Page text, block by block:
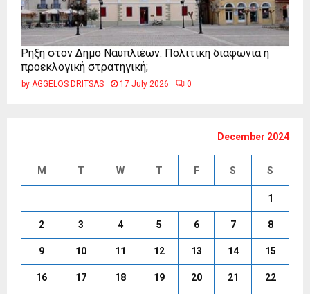
Ρήξη στον Δήμο Ναυπλιέων: Πολιτική διαφωνία ή
προεκλογική στρατηγική;
by AGGELOS DRITSAS 17 July 2026 0
December 2024
M T W T F S S
1
2 3 4 5 6 7 8
9 10 11 12 13 14 15
16 17 18 19 20 21 22